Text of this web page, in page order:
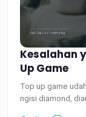
Kesalahan
Up Game
Top up game
ngisi diamond,